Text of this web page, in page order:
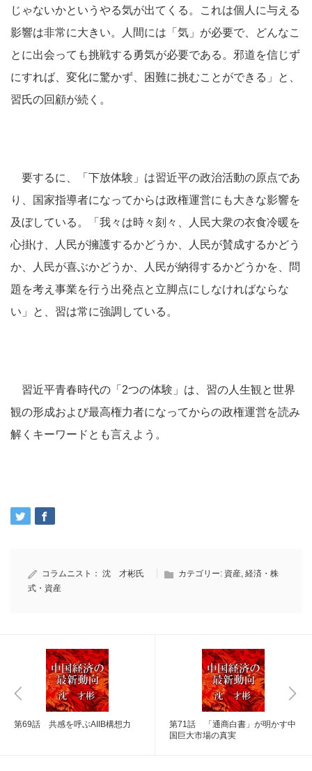
じゃないかというやる気が出てくる。これは個人に与える
影響は非常に大きい。人間には「気」が必要で、どんなこ
とに出会っても挑戦する勇気が必要である。邪道を信じず
にすれば、変化に驚かず、困難に挑むことができる」と、
習氏の回顧が続く。
要するに、「下放体験」は習近平の政治活動の原点であ
り、国家指導者になってからは政権運営にも大きな影響を
及ぼしている。「我々は時々刻々、人民大衆の衣食冷暖を
心掛け、人民が擁護するかどうか、人民が賛成するかどう
か、人民が喜ぶかどうか、人民が納得するかどうかを、問
題を考え事業を行う出発点と立脚点にしなければならな
い」と、習は常に強調している。
習近平青春時代の「2つの体験」は、習の人生観と世界
観の形成および最高権力者になってからの政権運営を読み
解くキーワードとも言えよう。
コラムニスト： 沈 才彬氏 カテゴリー: 資産, 経済・株
式・資産
第69話 共感を呼ぶAIIB構想力
第71話 「通商白書」が明かす中
国巨大市場の真実